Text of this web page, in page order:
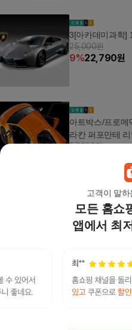
고객이 말
모든 홈쇼
앱에서 최
3[아카데미과학]
25,000원
9%22,790원
아트박스/프로메
라칸 퍼포만테
57,300원
아트박스/킨스
P640 미니카
16,000원
패션플러스 [푸